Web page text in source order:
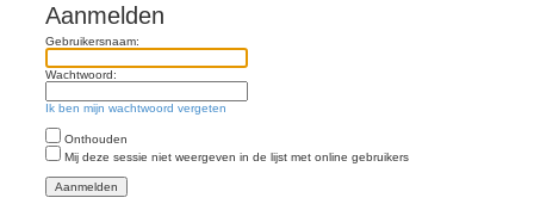
Aanmelden
Gebruikersnaam:
Wachtwoord:
Ik ben mijn wachtwoord vergeten
Onthouden
Mij deze sessie niet weergeven in de lijst met online gebruikers